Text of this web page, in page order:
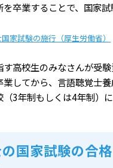
卒業することで、国家
家試験の施行（厚生労働省）
高校生のみなさんが受
してから、言語聴覚士
3年制もしくは4年制）
国家試験の合